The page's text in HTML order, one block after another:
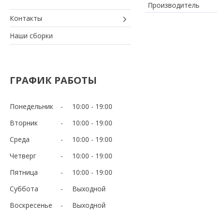
Контакты
Наши сборки
ГРАФИК РАБОТЫ
Понедельник 10:00
19:00
Вторник
10:00
19:00
Среда
10:00
19:00
Четверг
10:00
19:00
Пятница
10:00
19:00
Суббота
Выходной
Воскресенье
Выходной
Производитель